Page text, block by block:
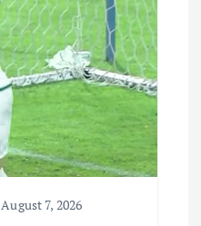
August 7, 2026